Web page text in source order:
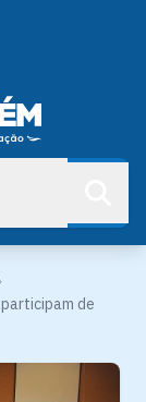
de